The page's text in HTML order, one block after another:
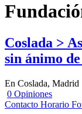
Coslada >
sin ánimo
En Coslada, Madrid
0 Opiniones
Contacto Horario